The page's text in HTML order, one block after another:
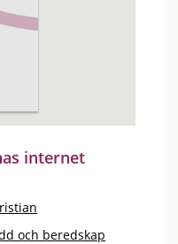
internet
och beredskap